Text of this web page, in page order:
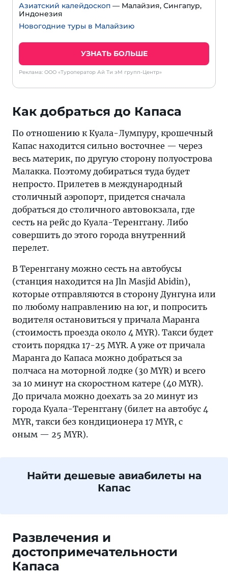
Азиатский калейдоскоп — Малайзия, Сингапур,
Индонезия
Новогодние туры в Малайзию
УЗНАТЬ БОЛЬШЕ
Реклама: ООО «Туроператор Ай Ти эМ групп-Центр»
Как добраться до Капаса
По отношению к Куала-Лумпуру, крошечный
Капас находится сильно восточнее — через
весь материк, по другую сторону полуострова
Малакка. Поэтому добираться туда будет
непросто. Прилетев в международный
столичный аэропорт, придется сначала
добраться до столичного автовокзала, где
сесть на рейс до Куала-Теренггану. Либо
совершить до этого города внутренний
перелет.
В Теренггану можно сесть на автобусы
(станция находится на Jln Masjid Abidin),
которые отправляются в сторону Дунгуна или
по любому направлению на юг, и попросить
водителя остановиться у причала Маранга
(стоимость проезда около 4 MYR). Такси будет
стоить порядка 17-25 MYR. А уже от причала
Маранга до Капаса можно добраться за
полчаса на моторной лодке (30 MYR) и всего
за 10 минут на скоростном катере (40 MYR).
До причала можно доехать за 20 минут из
города Куала-Теренггану (билет на автобус 4
MYR, такси без кондиционера 17 MYR, с
оным — 25 MYR).
Найти дешевые авиабилеты на
Капас
Развлечения и
достопримечательности
Капаса